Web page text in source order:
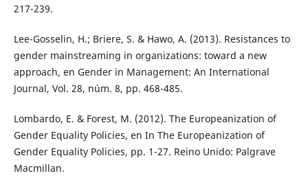
217-239.
Lee-Gosselin, H.; Briere, S. & Hawo, A. (2013). Resistances to
gender mainstreaming in organizations: toward a new
approach, en Gender in Management: An International
Journal, Vol. 28, núm. 8, pp. 468-485.
Lombardo, E. & Forest, M. (2012). The Europeanization of
Gender Equality Policies, en In The Europeanization of
Gender Equality Policies, pp. 1-27. Reino Unido: Palgrave
Macmillan.